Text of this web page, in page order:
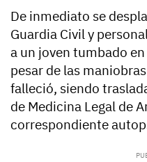
De inmediato se
Guardia Civil y
a un joven tumbado
pesar de las
falleció, siendo
de Medicina Legal de
correspondiente